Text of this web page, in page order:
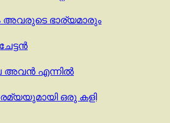
അവരുടെ ഭാര്യമാരും
അവന്‍ എന്നില്‍
രമ്യയുമായി ഒരു കളി